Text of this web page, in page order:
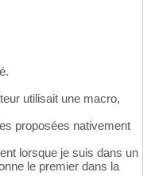
utilisait une macro,
proposées nativement
lorsque je suis dans un
le premier dans la